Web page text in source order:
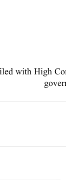
with High